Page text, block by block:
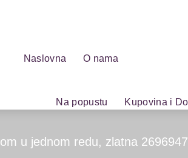
Naslovna O nama
Na popustu Kupovina i
u jednom redu, zlatna